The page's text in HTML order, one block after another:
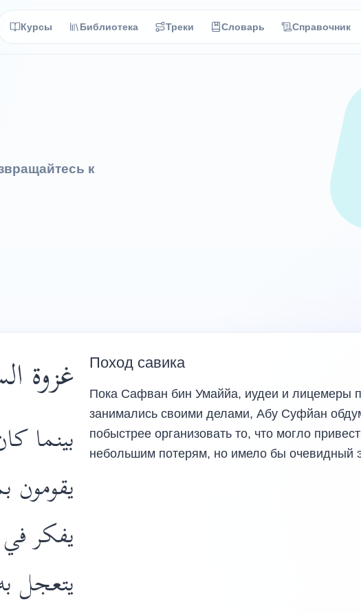
Курсы Библиотека Треки Словарь Справочник
к
غزوة
بينما
يقومون
يفكر
يتعجل
Поход савика
Пока Сафван бин Умаййа, иудеи и лицемеры
занимались своими делами, Абу Суфйан
побыстрее организовать то, что могло
небольшим потерям, но имело бы очевидный